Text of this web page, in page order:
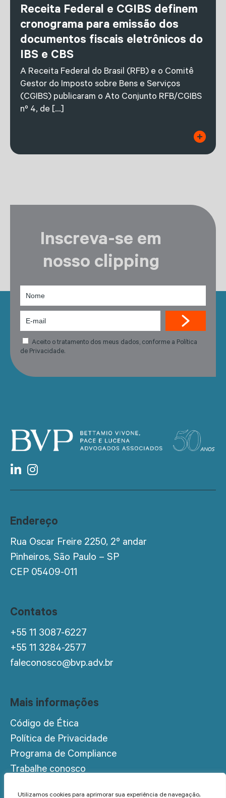
Utilizamos cookies para aprimorar sua experiência de navegação,
Receita Federal e CGIBS definem
cronograma para emissão dos
documentos fiscais eletrônicos do
IBS e CBS
A Receita Federal do Brasil (RFB) e o Comitê
Gestor do Imposto sobre Bens e Serviços
(CGIBS) publicaram o Ato Conjunto RFB/CGIBS
nº 4, de […]
Inscreva-se em
nosso clipping
Aceito o tratamento dos meus dados, conforme a Política
de Privacidade.
Endereço
Rua Oscar Freire 2250, 2º andar
Pinheiros, São Paulo – SP
CEP 05409-011
Contatos
+55 11 3087-6227
+55 11 3284-2577
faleconosco@bvp.adv.br
Mais informações
Código de Ética
Política de Privacidade
Programa de Compliance
Trabalhe conosco